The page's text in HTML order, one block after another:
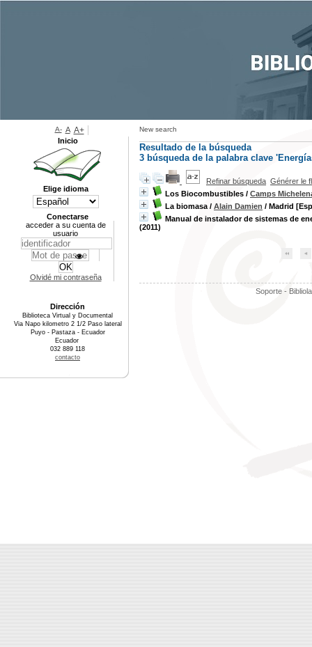
New search
Resultado de la búsqueda
3 búsqueda de la palabra clave
Refinar búsqueda Générer le
Los Biocombustibles / Camps
La biomasa / Alain Damien / Madrid
Manual de instalador de sistemas de
(2011)
Soporte -
A- A A+
Inicio
Elige idioma
Conectarse
acceder a su cuenta de
usuario
Olvidé mi contraseña
Dirección
Biblioteca Virtual y Documental
Via Napo kilometro 2 1/2 Paso lateral
Puyo - Pastaza - Ecuador
Ecuador
032 889 118
contacto